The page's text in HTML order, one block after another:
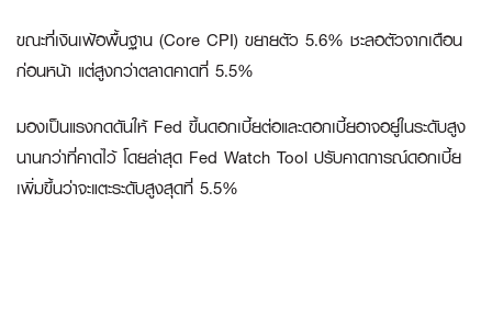
ขณะที่เงินเฟ้อพื้นฐาน (Core CPI) ขยายตัว 5.6% ชะลอตัวจากเดือน
ก่อนหน้า แต่สูงกว่าตลาดคาดที่ 5.5%
มองเป็นแรงกดดันให้ Fed ขึ้นดอกเบี้ยต่อและดอกเบี้ยอาจอยู่ในระดับสูง
นานกว่าที่คาดไว้ โดยล่าสุด Fed Watch Tool ปรับคาดการณ์ดอกเบี้ย
เพิ่มขึ้นว่าจะแตะระดับสูงสุดที่ 5.5%